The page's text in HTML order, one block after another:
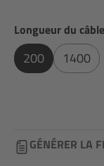
Sélectionnez
Longueur du
200 1400
GÉNÉRER LA